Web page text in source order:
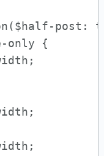
post:
only {